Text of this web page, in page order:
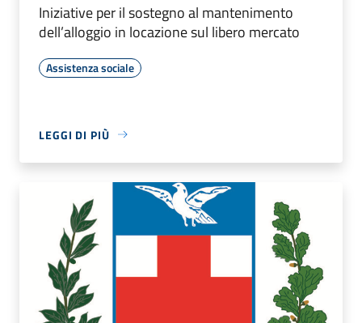
Iniziative per il sostegno al mantenimento
dell’alloggio in locazione sul libero mercato
Assistenza sociale
LEGGI DI PIÙ